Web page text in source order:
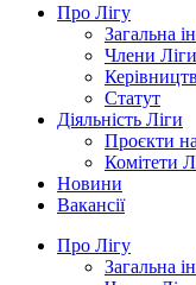
Про Лігу
Загальна
Члени Ліги
Статут
Діяльність Ліги
Проєкти
Комітети
Новини
Вакансії
Про Лігу
Загальна